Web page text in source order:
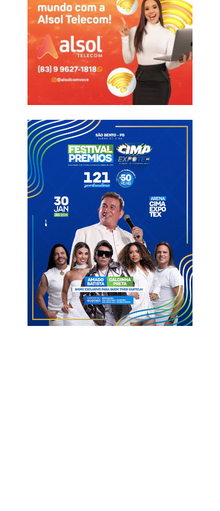
investimento total na iniciativa é de R$ 4,1 milhões. No final de
semana o governador Lucas Ribeiro esteve inspecionando as
Conjunto de casas Governo da Paraíba
Vista Serrana